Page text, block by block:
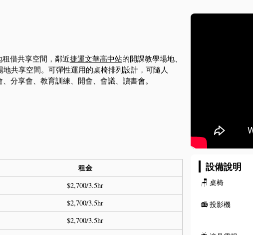
借共享空間，鄰近捷運文華高中站的開課教學場地、
共享空間。可彈性運用的桌椅排列設計，可隨人
分享會、教育訓練、開會、會議、讀書會。
租金
$2,700/3.5hr
$2,700/3.5hr
$2,700/3.5hr
設備說明
🪑 桌椅
📻 投影機